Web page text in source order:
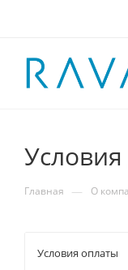
Условия
Главная — О
Условия оплаты